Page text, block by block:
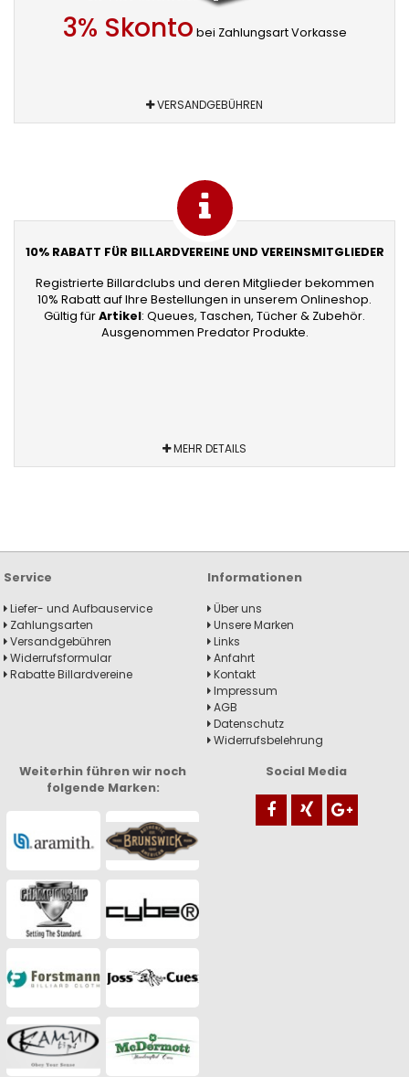
3% Skonto bei Zahlungsart Vorkasse
VERSANDGEBÜHREN
10% RABATT FÜR BILLARDVEREINE UND VEREINSMITGLIEDER
Registrierte Billardclubs und deren Mitglieder bekommen
10% Rabatt auf Ihre Bestellungen in unserem Onlineshop.
Gültig fürArtikel: Queues, Taschen, Tücher & Zubehör.
Ausgenommen Predator Produkte.
MEHR DETAILS
Service
Liefer- und Aufbauservice
Zahlungsarten
Versandgebühren
Widerrufsformular
Rabatte Billardvereine
Informationen
Über uns
Unsere Marken
Links
Anfahrt
Kontakt
Impressum
AGB
Datenschutz
Widerrufsbelehrung
Weiterhin führen wir noch
folgende Marken:
Social Media